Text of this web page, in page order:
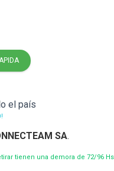
el país
SA.
tienen una demora de 72/96